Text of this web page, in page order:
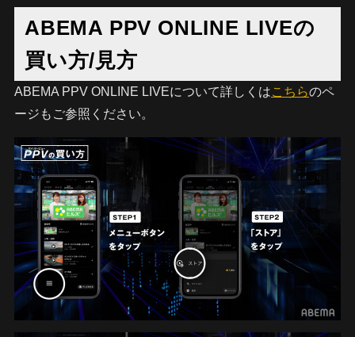
ABEMA PPV ONLINE LIVEの
買い方/見方
ABEMA PPV ONLINE LIVEについて詳しくはこちらのペ
ージもご参照ください。